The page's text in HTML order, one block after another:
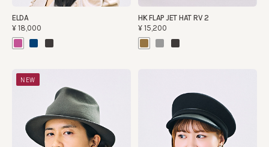
ELDA
¥18,000
HK FLAP JET HAT RV 2
¥15,200
NEW